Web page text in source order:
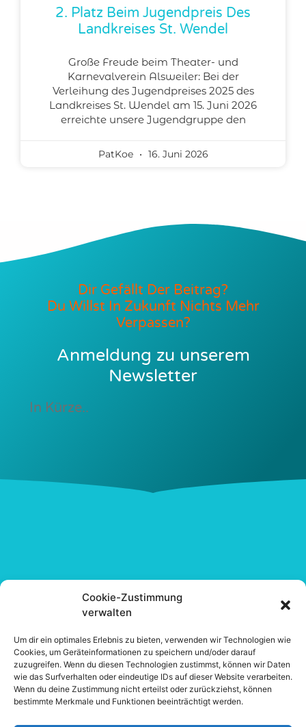
Cookie-Zustimmung
verwalten
Um dir ein optimales Erlebnis zu bieten, verwenden wir Technologien wie
Cookies, um Geräteinformationen zu speichern und/oder darauf
zuzugreifen. Wenn du diesen Technologien zustimmst, können wir Daten
wie das Surfverhalten oder eindeutige IDs auf dieser Website verarbeiten.
Wenn du deine Zustimmung nicht erteilst oder zurückziehst, können
bestimmte Merkmale und Funktionen beeinträchtigt werden.
2. Platz Beim Jugendpreis Des
Landkreises St. Wendel
Große Freude beim Theater- und
Karnevalverein Alsweiler: Bei der
Verleihung des Jugendpreises 2025 des
Landkreises St. Wendel am 15. Juni 2026
erreichte unsere Jugendgruppe den
PatKoe 16. Juni 2026
Dir Gefällt Der Beitrag?
Du Willst In Zukunft Nichts Mehr
Verpassen?
Anmeldung zu unserem
Newsletter
In Kürze..
Impressum